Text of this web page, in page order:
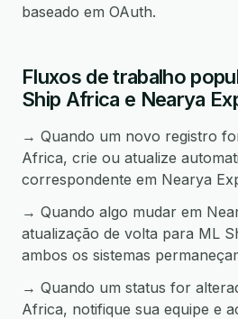
baseado em OAuth.
Fluxos de trabalho
Ship Africa e Nearya
→ Quando um novo registro
Africa, crie ou atualize
correspondente em Nearya
→ Quando algo mudar em
atualização de volta para ML
ambos os sistemas
→ Quando um status for
Africa, notifique sua equipe e